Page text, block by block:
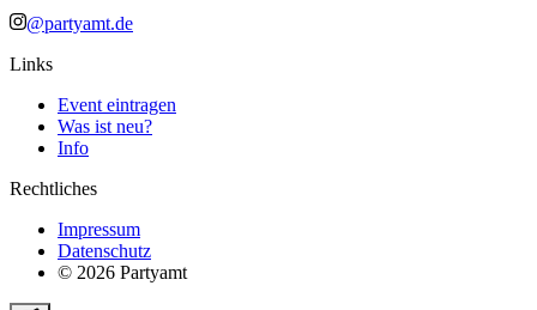
@partyamt.de
Links
Event eintragen
Was ist neu?
Info
Rechtliches
Impressum
Datenschutz
© 2026 Partyamt